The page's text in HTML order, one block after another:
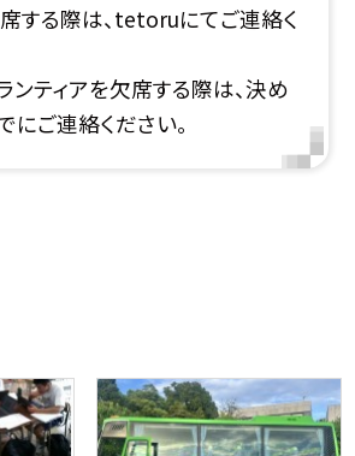
する際は、tetoruにてご連絡く
ティアを欠席する際は、決め
にご連絡ください。